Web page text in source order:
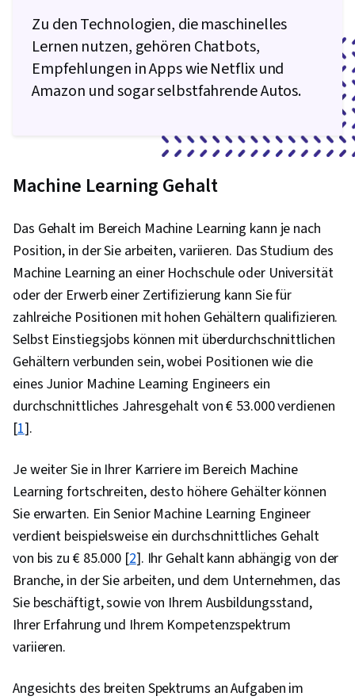
Algorithmen für maschinelles Lernen,
Datenanalyse, Präsentation der Daten,
Prädiktive Analytik, Scikit Learn (Bibliothek für
maschinelles Lernen), Stichproben (Statistik),
Algorithmus, Logistische Regression,
Bewertung des Modells, Bereinigung von Daten,
Modell-Optimierung, Statistisches maschinelles
maschinellen Lernens, Vorverarbeitung von
Daten, Geschäftslogik, Statistische
Hypothesenprüfung, Statistische Inferenz,
Datenumwandlung, Daten
importieren/exportieren, Datenzugang,
Datenwrangling, Datenverarbeitung,
Datenmanipulation,
Wahrscheinlichkeitsrechnung und Statistik,
Statistik, Statistische Methoden, Lernen
Leistungsmetrik, Große Daten, Statistische
Modellierung
Zu den Technologien, die maschinelles
Lernen nutzen, gehören Chatbots,
Empfehlungen in Apps wie Netflix und
Amazon und sogar selbstfahrende Autos.
Machine Learning Gehalt
Das Gehalt im Bereich Machine Learning kann je nach
Position, in der Sie arbeiten, variieren. Das Studium des
Machine Learning an einer Hochschule oder Universität
oder der Erwerb einer Zertifizierung kann Sie für
zahlreiche Positionen mit hohen Gehältern qualifizieren.
Selbst Einstiegsjobs können mit überdurchschnittlichen
Gehältern verbunden sein, wobei Positionen wie die
eines Junior Machine Learning Engineers ein
durchschnittliches Jahresgehalt von € 53.000 verdienen
[1].
Je weiter Sie in Ihrer Karriere im Bereich Machine
Learning fortschreiten, desto höhere Gehälter können
Sie erwarten. Ein Senior Machine Learning Engineer
verdient beispielsweise ein durchschnittliches Gehalt
von bis zu € 85.000 [2]. Ihr Gehalt kann abhängig von der
Branche, in der Sie arbeiten, und dem Unternehmen, das
Sie beschäftigt, sowie von Ihrem Ausbildungsstand,
Ihrer Erfahrung und Ihrem Kompetenzspektrum
variieren.
Angesichts des breiten Spektrums an Aufgaben im